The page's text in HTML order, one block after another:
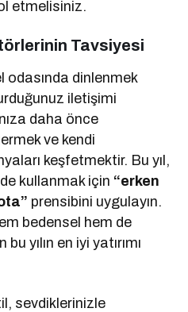
etmelisiniz.
Tavsiyesi
dinlenmek
iletişimi
daha önce
ve kendi
keşfetmektir. Bu yıl,
kullanmak için “erken
prensibini uygulayın.
bedensel hem de
yılın en iyi yatırımı
sevdiklerinizle